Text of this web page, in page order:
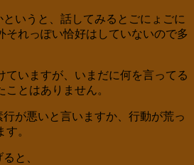
いうと、話してみるとごにょごに
それっぽい恰好はしていないので多
ていますが、いまだに何を言ってる
とはありません。
が悪いと言いますか、行動が荒っ
。
と、